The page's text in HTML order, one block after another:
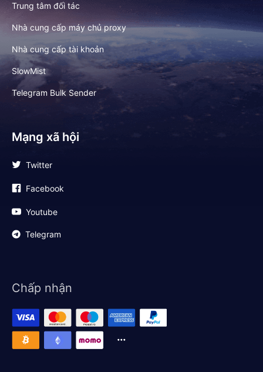
Trung tâm đối tác
Nhà cung cấp máy chủ proxy
Nhà cung cấp tài khoản
SlowMist
Telegram Bulk Sender
Mạng xã hội
Twitter
Facebook
Youtube
Telegram
Chấp nhận